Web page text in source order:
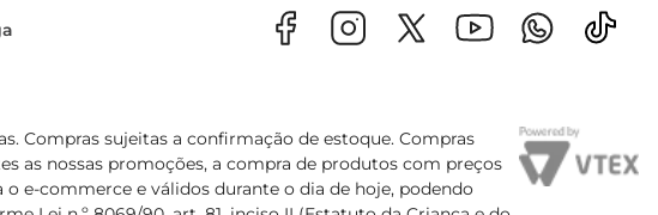
Compras sujeitas a confirmação de estoque. Compras
as nossas promoções, a compra de produtos com preços
e-commerce e válidos durante o dia de hoje, podendo